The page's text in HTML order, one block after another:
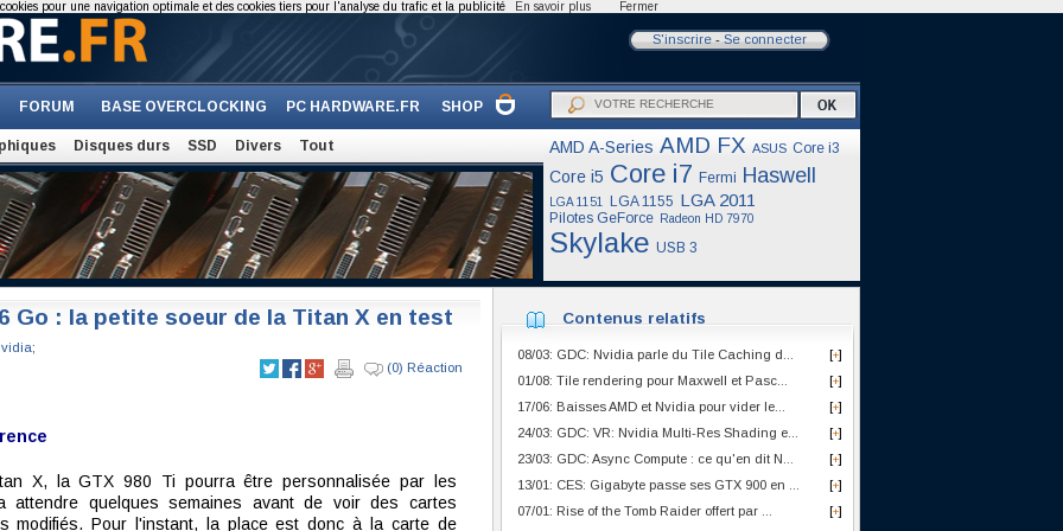
S'inscrire- Se connecter
FORUM BASE OVERCLOCKING PC HARDWARE.FR SHOP
Disques durs SSD Divers Tout AMD A-Series AMD FX ASUS Core i3
Core i5 Core i7 Fermi Haswell
LGA 1151 LGA 1155 LGA 2011
Pilotes GeForce Radeon HD 7970
Skylake USB 3
Go : la petite soeur de la Titan X en test
;
(0) Réaction
X, la GTX 980 Ti pourra être personnalisée par les
attendre quelques semaines avant de voir des cartes
modifiés. Pour l'instant, la place est donc à la carte de
Contenus relatifs
[+]
08/03: GDC: Nvidia parle du Tile Caching d...
[+]
01/08: Tile rendering pour Maxwell et Pasc...
[+]
17/06: Baisses AMD et Nvidia pour vider le...
[+]
24/03: GDC: VR: Nvidia Multi-Res Shading e...
[+]
23/03: GDC: Async Compute : ce qu'en dit N...
[+]
13/01: CES: Gigabyte passe ses GTX 900 en ...
[+]
07/01: Rise of the Tomb Raider offert par ...
pour une navigation optimale et des cookies tiers pour l'analyse du trafic et la publicité En savoir plus Fermer